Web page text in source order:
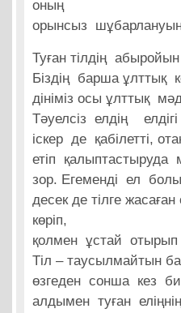
оның
орынсыз
Туған тілдің
Біздің барша ұлттық
дініміз осы ұлттық
Тәуелсіз елдің
іскер де қабілетті,
етіп қалыптастыруда
зор. Егеменді ел
десек де тілге
көріп,
қолмен ұстай отырып
Тіл – таусылмайтын
өзгеден сонша кез
алдымен туған еліңнің